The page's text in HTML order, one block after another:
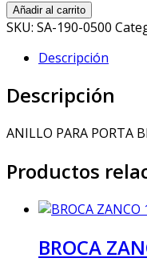
Añadir al carrito
SKU: SA-190-0500
Descripción
Descripción
ANILLO PARA PORTA
Productos
BROCA